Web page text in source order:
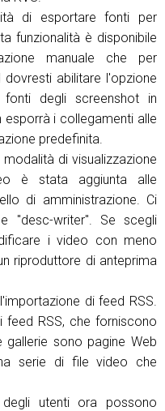
di esportare fonti per
funzionalità è disponibile
manuale che per
abilitare l'opzione
degli screenshot in
i collegamenti alle
predefinita.
di visualizzazione
è stata aggiunta alle
di amministrazione. Ci
"desc-writer". Se scegli
i video con meno
riproduttore di anteprima
di feed RSS.
feed RSS, che forniscono
sono pagine Web
serie di file video che
utenti ora possono